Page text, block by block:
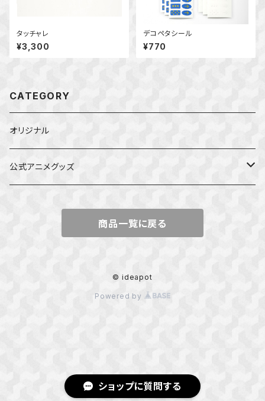
ショップに質問する
タッチャレ
¥3,300
デコペタシール
¥770
CATEGORY
オリジナル
公式アニメグッズ
ダンジョンの中のひと
カッコウの許嫁
商品一覧に戻る
© ideapot
Powered by